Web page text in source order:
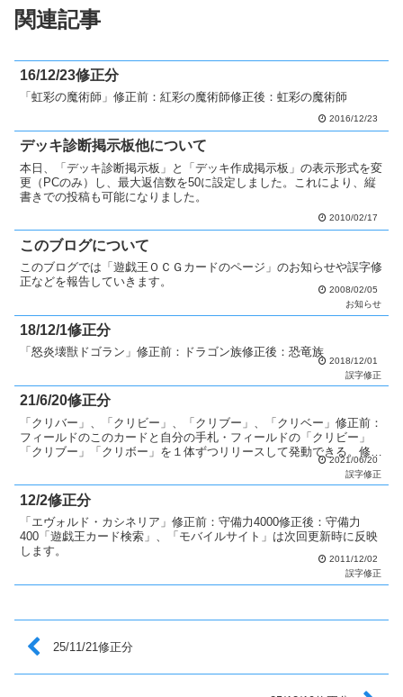
関連記事
16/12/23修正分
「虹彩の魔術師」修正前：紅彩の魔術師修正後：虹彩の魔術師
2016/12/23
デッキ診断掲示板他について
本日、「デッキ診断掲示板」と「デッキ作成掲示板」の表示形式を変
更（PCのみ）し、最大返信数を50に設定しました。これにより、縦
書きでの投稿も可能になりました。
2010/02/17
このブログについて
このブログでは「遊戯王ＯＣＧカードのページ」のお知らせや誤字修
正などを報告していきます。
2008/02/05
お知らせ
18/12/1修正分
「怒炎壊獣ドゴラン」修正前：ドラゴン族修正後：恐竜族
2018/12/01
誤字修正
21/6/20修正分
「クリバー」、「クリビー」、「クリブー」、「クリベー」修正前：
フィールドのこのカードと自分の手札・フィールドの「クリビー」
「クリブー」「クリボー」を１体ずつリリースして発動できる。修正
後：フィールドのこのカードと自分の手札・フィールドの「ク...
2021/06/20
誤字修正
12/2修正分
「エヴォルド・カシネリア」修正前：守備力4000修正後：守備力
400「遊戯王カード検索」、「モバイルサイト」は次回更新時に反映
します。
2011/12/02
誤字修正
25/11/21修正分